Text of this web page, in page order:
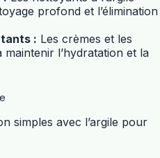
profond et l’élimination
: Les crèmes et les
maintenir l’hydratation et la
simples avec l’argile pour